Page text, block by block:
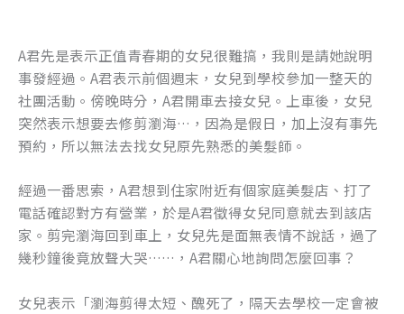
A君先是表示正值青春期的女兒很難搞，我則是請她說明
事發經過。A君表示前個週末，女兒到學校參加一整天的
社團活動。傍晚時分，A君開車去接女兒。上車後，女兒
突然表示想要去修剪瀏海…，因為是假日，加上沒有事先
預約，所以無法去找女兒原先熟悉的美髮師。
經過一番思索，A君想到住家附近有個家庭美髮店、打了
電話確認對方有營業，於是A君徵得女兒同意就去到該店
家。剪完瀏海回到車上，女兒先是面無表情不說話，過了
幾秒鐘後竟放聲大哭……，A君關心地詢問怎麼回事？
女兒表示「瀏海剪得太短、醜死了，隔天去學校一定會被